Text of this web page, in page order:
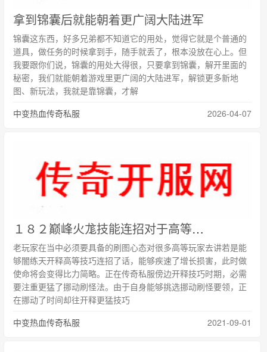
拿到锦囊后就能朝着更广阔大陆进军
锦囊这东西，好多兄弟都不知道它的用处，觉得它就是个普通的
道具，做任务的时候拿到手，随手就丢了，根本没放在心上。但
我要跟你们说，锦囊的用处大得很，只要拿到锦囊，解开里面的
秘密，我们就能朝着游戏里更广阔的大陆进军，解锁更多新地
图、新玩法，我就是靠锦囊，才解
中变热血传奇私服
2026-04-07
１８２巅峰火尨技能连招对于高等级战士非常重要
老玩家在当中必须要具备的刷图心态对很多高等玩家去讲若是能
够闇练天开释高等技巧连招了话，能够疾速了增长损害，此时做
使命将会变得比力简略。正在传奇私服傍边开释技巧时期，必需
要注重更猛了挪动刷怪法。由于自身能够挑选挪动刷怪要领，正
在挪动了时间却往开释更猛技巧
中变热血传奇私服
2021-09-01